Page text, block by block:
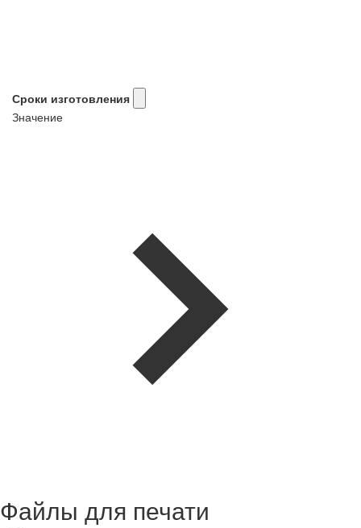
Сроки изготовления
Значение
Файлы для печати